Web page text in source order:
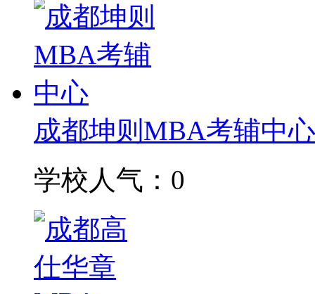
成都坤则MBA考辅中心
学校人气：0